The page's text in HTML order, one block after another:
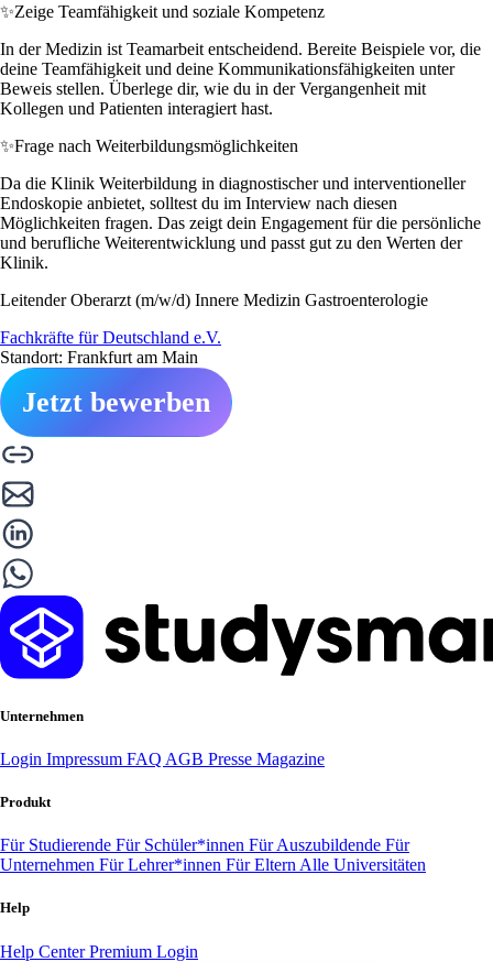
✨Zeige Teamfähigkeit und soziale Kompetenz
In der Medizin ist Teamarbeit entscheidend. Bereite Beispiele vor, die
deine Teamfähigkeit und deine Kommunikationsfähigkeiten unter
Beweis stellen. Überlege dir, wie du in der Vergangenheit mit
Kollegen und Patienten interagiert hast.
✨Frage nach Weiterbildungsmöglichkeiten
Da die Klinik Weiterbildung in diagnostischer und interventioneller
Endoskopie anbietet, solltest du im Interview nach diesen
Möglichkeiten fragen. Das zeigt dein Engagement für die persönliche
und berufliche Weiterentwicklung und passt gut zu den Werten der
Klinik.
Leitender Oberarzt (m/w/d) Innere Medizin Gastroenterologie
Fachkräfte für Deutschland e.V.
Standort: Frankfurt am Main
Jetzt bewerben
Unternehmen
Login Impressum FAQ AGB Presse Magazine
Produkt
Für Studierende Für Schüler*innen Für Auszubildende Für
Unternehmen Für Lehrer*innen Für Eltern Alle Universitäten
Help
Help CenterPremium Login